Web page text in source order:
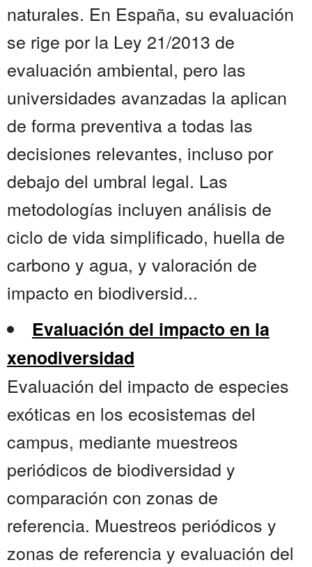
naturales. En España, su evaluación
se rige por la Ley 21/2013 de
evaluación ambiental, pero las
universidades avanzadas la aplican
de forma preventiva a todas las
decisiones relevantes, incluso por
debajo del umbral legal. Las
metodologías incluyen análisis de
ciclo de vida simplificado, huella de
carbono y agua, y valoración de
impacto en biodiversid...
Evaluación del impacto en la
xenodiversidad
Evaluación del impacto de especies
exóticas en los ecosistemas del
campus, mediante muestreos
periódicos de biodiversidad y
comparación con zonas de
referencia. Muestreos periódicos y
zonas de referencia y evaluación del